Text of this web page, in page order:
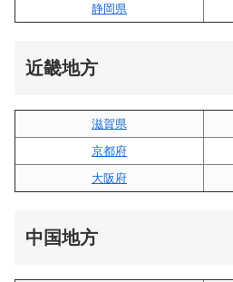
静岡県
近畿地方
滋賀県
京都府
大阪府
中国地方